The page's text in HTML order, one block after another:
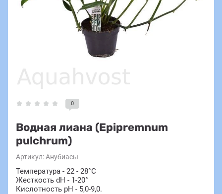
0
Водная лиана (Epipremnum
pulchrum)
Артикул:Анубиасы
Температура - 22 - 28°С
Жесткость dH - 1-20°
Кислотность pH - 5,0-9,0.